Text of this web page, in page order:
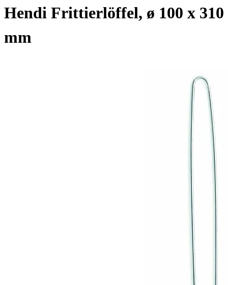
Hendi Frittierlöffel, ø 100 x 310
mm